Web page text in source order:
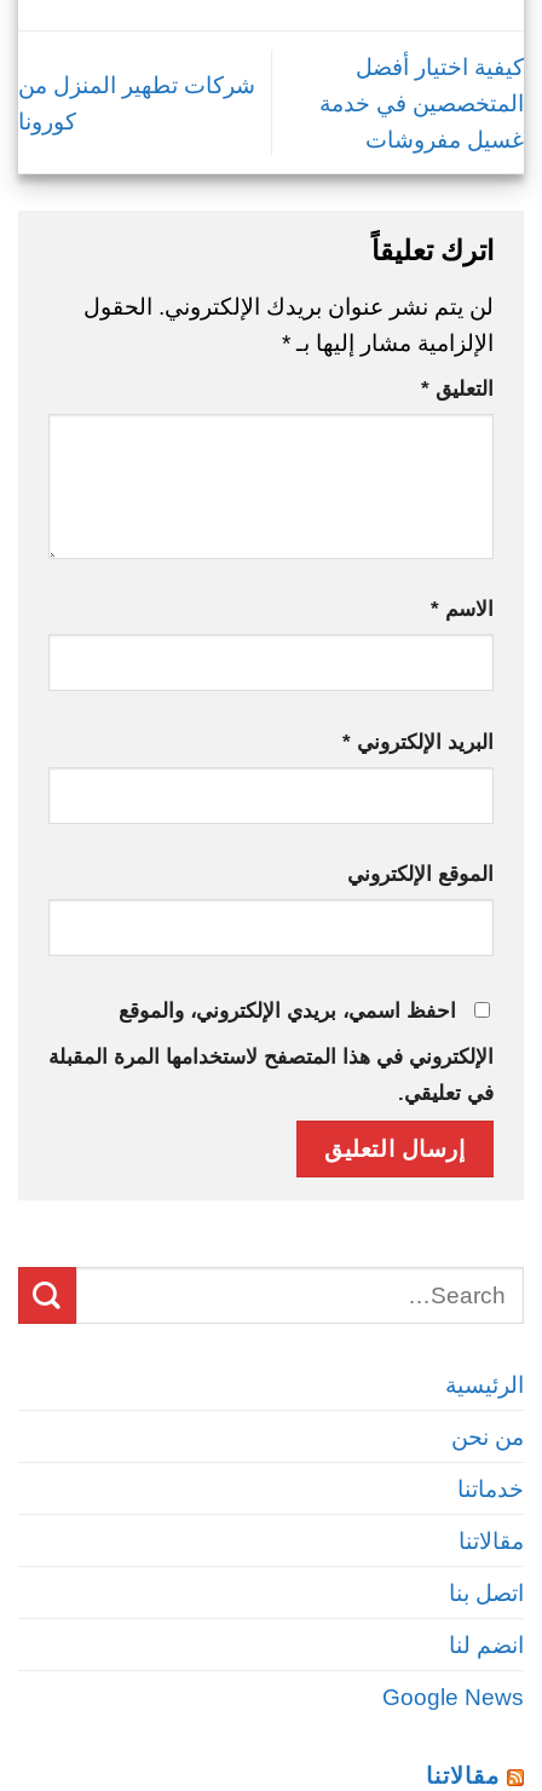
الرئيسية
من نحن
خدماتنا
مقالاتنا
اتصل بنا
انضم لنا
Google News
مقالاتنا
كيفية اختيار أفضل
المتخصصين في خدمة
غسيل مفروشات
شركات تطهير المنزل من
كورونا
اترك تعليقاً
لن يتم نشر عنوان بريدك الإلكتروني. الحقول
الإلزامية مشار إليها بـ*
التعليق *
الاسم *
البريد الإلكتروني *
الموقع الإلكتروني
احفظ اسمي، بريدي الإلكتروني، والموقع
الإلكتروني في هذا المتصفح لاستخدامها المرة المقبلة
في تعليقي.